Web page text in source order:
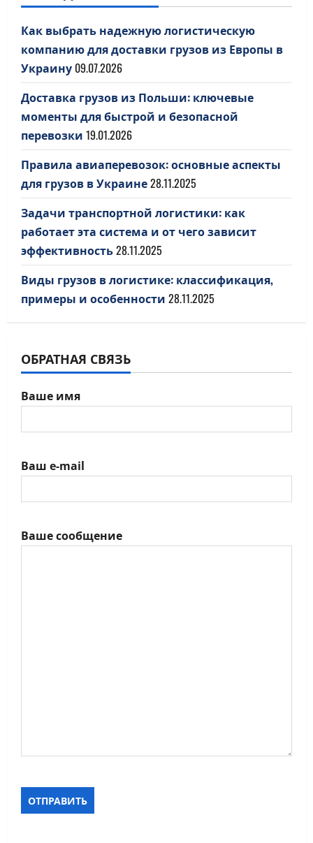
Как выбрать надежную логистическую
компанию для доставки грузов из Европы в
Украину 09.07.2026
Доставка грузов из Польши: ключевые
моменты для быстрой и безопасной
перевозки 19.01.2026
Правила авиаперевозок: основные аспекты
для грузов в Украине28.11.2025
Задачи транспортной логистики: как
работает эта система и от чего зависит
эффективность28.11.2025
Виды грузов в логистике: классификация,
примеры и особенности 28.11.2025
ОБРАТНАЯ СВЯЗЬ
Ваше имя
Ваш e-mail
Ваше сообщение